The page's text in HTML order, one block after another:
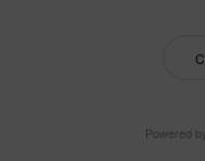
Powered